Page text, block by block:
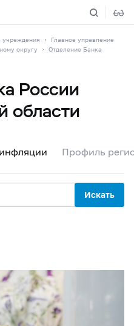
учреждения
Главное управление
округу
Отделение Банка
России
области
Профиль
Искать